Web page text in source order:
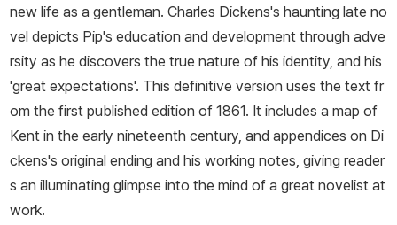
부여받는 예술상의 민주화 작업을 이루는 토대가 된다. 디킨스의 삶
은 인간의 열정과 에너지가 얼마나 지대할 수 있는지, 빅토리아 시대
에 나타난 새로운 모토라 할 수 있는 자수성가를 얼마나 훌륭히 성취
했는지를 보여 준다. 열다섯 살까지만 학교교육을 받은 그가 처음 가
진 직업은 법률 사무소의 서기였다. 그는 사무소에서 온갖 잔심부름
을 하면서 속기술을 익혀 신문사 기자가 된다. 고등법원과 의회에 출
입하는 기자였던 그는 통찰력 있는 시각과 빼어난 문장력을 습득하게
된다. 스물네 살 때부터 자신이 편집위원으로 있는 잡지에 ＜픽윅 문
서＞를 삽화와 함께 기고한다. 중년 신사 픽윅이 영국을 여행하며 겪
new life as a gentleman. Charles Dickens's haunting late no
vel depicts Pip's education and development through adve
rsity as he discovers the true nature of his identity, and his
'great expectations'. This definitive version uses the text fr
om the first published edition of 1861. It includes a map of
Kent in the early nineteenth century, and appendices on Di
ckens's original ending and his working notes, giving reader
s an illuminating glimpse into the mind of a great novelist at
work.